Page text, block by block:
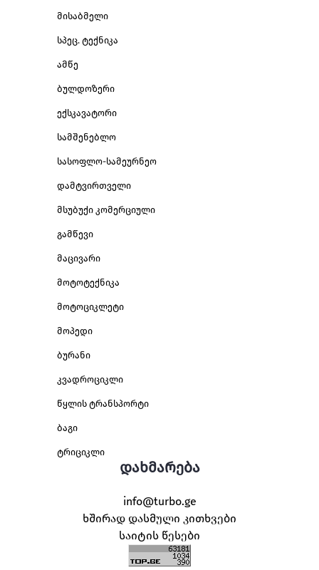
მისაბმელი
სპეც. ტექნიკა
ამწე
ბულდოზერი
ექსკავატორი
სამშენებლო
სასოფლო-სამეურნეო
დამტვირთველი
მსუბუქი კომერციული
გამწევი
მაცივარი
მოტოტექნიკა
მოტოციკლეტი
მოპედი
ბურანი
კვადროციკლი
წყლის ტრანსპორტი
ბაგი
ტრიციკლი
დახმარება
info@turbo.ge
ხშირად დასმული კითხვები
საიტის წესები